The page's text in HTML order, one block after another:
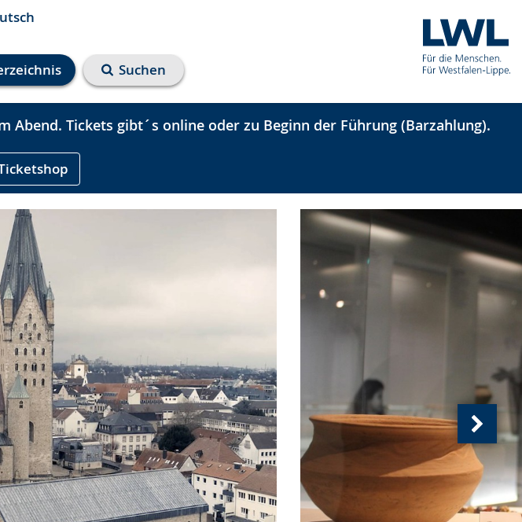
Suchen
Tickets gibt´s online oder zu Beginn der Führung (Barzahlung).
(
von